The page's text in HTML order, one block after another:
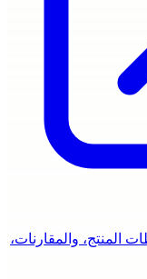
المنتج، والمقارنات،